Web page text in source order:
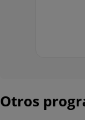
Otros